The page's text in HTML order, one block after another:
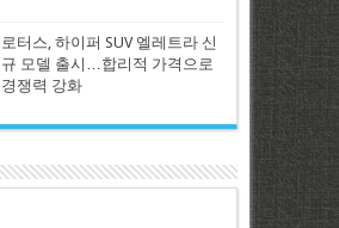
로터스, 하이퍼 SUV 엘레트라 신
규 모델 출시…합리적 가격으로
경쟁력 강화